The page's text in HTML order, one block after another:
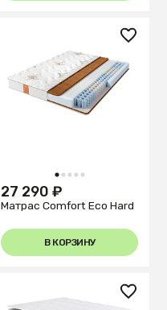
1 2 3 4 5
27 290 ₽
Матрас Comfort Eco Hard
В КОРЗИНУ